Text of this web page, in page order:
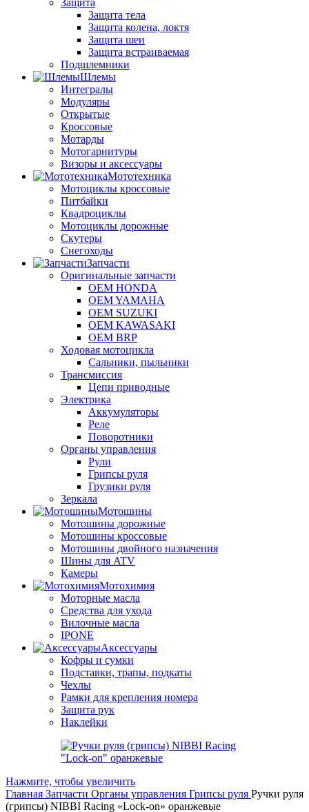
Защита
Защита тела
Защита колена, локтя
Защита шеи
Защита встраиваемая
Подшлемники
Шлемы
Интегралы
Модуляры
Открытые
Кроссовые
Мотарды
Мотогарнитуры
Визоры и аксессуары
Мототехника
Мотоциклы кроссовые
Питбайки
Квадроциклы
Мотоциклы дорожные
Скутеры
Снегоходы
Запчасти
Оригинальные запчасти
OEM HONDA
OEM YAMAHA
OEM SUZUKI
OEM KAWASAKI
OEM BRP
Ходовая мотоцикла
Сальники, пыльники
Трансмиссия
Цепи приводные
Электрика
Аккумуляторы
Реле
Поворотники
Органы управления
Рули
Грипсы руля
Грузики руля
Зеркала
Мотошины
Мотошины дорожные
Мотошины кроссовые
Мотошины двойного назначения
Шины для ATV
Камеры
Мотохимия
Моторные масла
Средства для ухода
Вилочные масла
IPONE
Аксессуары
Кофры и сумки
Подставки, трапы, подкаты
Чехлы
Рамки для крепления номера
Защита рук
Наклейки
Нажмите, чтобы увеличить
Главная Запчасти Органы управления Грипсы руля Ручки руля
(грипсы) NIBBI Racing «Lock-on» оранжевые